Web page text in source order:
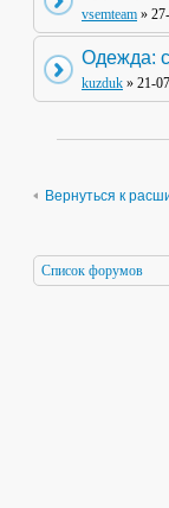
vsemteam »
Одежда:
kuzduk » 21-
Вернуться к
Список форумов